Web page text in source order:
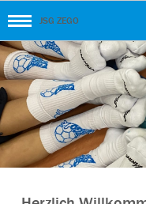
JSG ZEGO